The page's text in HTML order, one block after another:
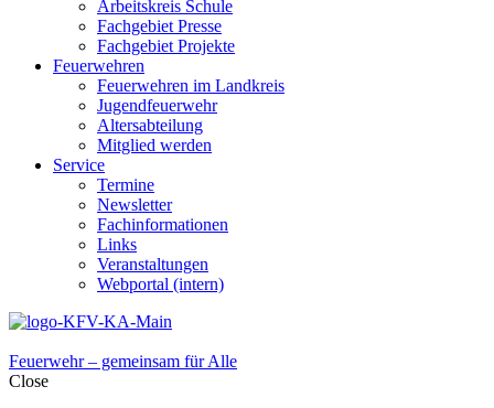
Arbeitskreis Schule
Fachgebiet Presse
Fachgebiet Projekte
Feuerwehren
Feuerwehren im Landkreis
Jugendfeuerwehr
Altersabteilung
Mitglied werden
Service
Termine
Newsletter
Fachinformationen
Links
Veranstaltungen
Webportal (intern)
Feuerwehr – gemeinsam für Alle
Close